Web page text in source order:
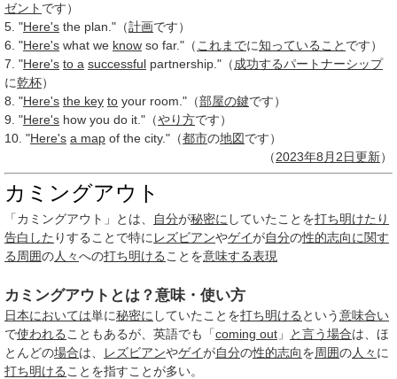
ゼント です）
5. "Here's the plan."（計画です）
6. "Here's what we know so far."（ これまでに知っていること です）
7. "Here's to a successful partnership."（成功するパートナーシップ
に乾杯）
8. "Here's the key to your room."（部屋の鍵です）
9. "Here's how you do it."（やり方です）
10. "Here's a map of the city."（都市の地図です）
（2023年8月2日更新）
カミングアウト
「カミングアウト」とは、 自分が秘密に していたことを打ち明けたり
告白した りすることで特に レズビアンやゲイが自分の性的志向に関す
る 周囲の人々への打ち明ける ことを意味する表現
カミングアウトとは？意味・使い方
日本においては単に秘密に していたことを打ち明ける という意味合い
で使われる こともあるが、英語でも「coming out 」 と言う場合は、ほ
とんどの場合は、 レズビアンやゲイが自分の性的志向を周囲の人々 に
打ち明ける ことを指すことが多い。